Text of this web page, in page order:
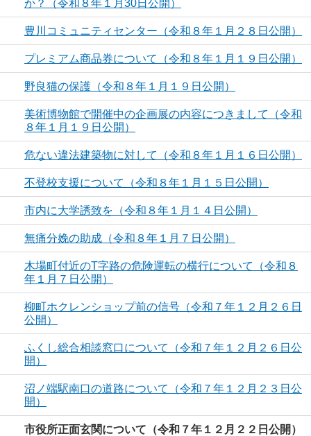
か？（令和８年１月30日公開）
豊川コミュニティセンター（令和８年１月２８日公開）
プレミアム商品券について（令和８年１月１９日公開）
野良猫の保護（令和８年１月１９日公開）
美術博物館で開催中の企画展の内容につきまして（令和
８年１月１９日公開）
危ない違法建築物に対して（令和８年１月１６日公開）
不登校支援について（令和８年１月１５日公開）
市内に大学誘致を（令和８年１月１４日公開）
無痛分娩の助成（令和８年１月７日公開）
木場町付近のT字路の危険運転の横行について（令和８
年１月７日公開）
柳町ホクレンショップ前の信号（令和７年１２月２６日
公開）
ふくし総合相談窓口について（令和７年１２月２６日公
開）
沼ノ端駅南口の道路について（令和７年１２月２３日公
開）
市役所正面玄関について（令和７年１２月２２日公開）